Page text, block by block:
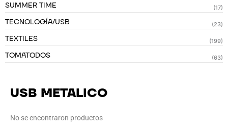
SUMMER TIME (17)
TECNOLOGÍA/USB (23)
TEXTILES (199)
TOMATODOS (63)
USB METALICO
No se encontraron productos